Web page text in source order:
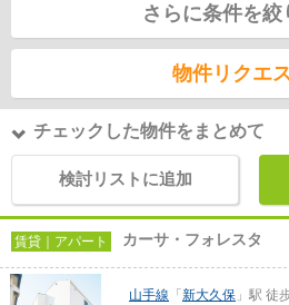
さらに条件を絞
物件リクエ
チェックした物件をまとめて
検討リストに追加
賃貸｜アパート カーサ・フォレスタ
山手線 「 新大久保 」駅 徒